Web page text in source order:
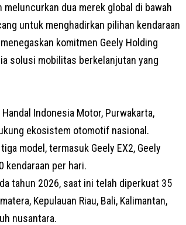
meluncurkan dua merek global di bawah
untuk menghadirkan pilihan kendaraan
komitmen Geely Holding
solusi mobilitas berkelanjutan yang
Indonesia Motor, Purwakarta,
ekosistem otomotif nasional.
model, termasuk Geely EX2, Geely
kendaraan per hari.
tahun 2026, saat ini telah diperkuat 35
Kepulauan Riau, Bali, Kalimantan,
nusantara.